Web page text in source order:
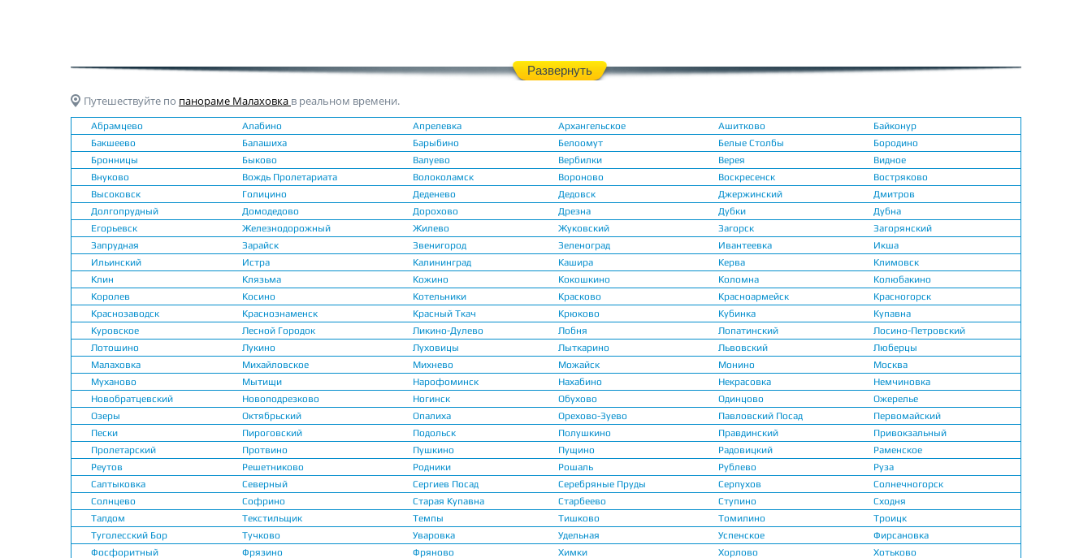
Развернуть
Путешествуйте по панораме Малаховка в реальном времени.
Абрамцево Алабино Апрелевка Архангельское Ашитково
Байконур
Бакшеево
Балашиха Барыбино Белоомут Белые Столбы
Бородино
Бронницы
Быково Валуево Вербилки Верея
Видное
Внуково
Вождь Пролетариата Волоколамск Вороново Воскресенск
Востряково
Высоковск
Голицино Деденево Дедовск Джержинский
Дмитров
Долгопрудный
Домодедово Дорохово Дрезна Дубки
Дубна
Егорьевск
Железнодорожный Жилево Жуковский Загорск
Загорянский
Запрудная
Зарайск Звенигород Зеленоград Ивантеевка
Икша
Ильинский
Истра Калининград Кашира Керва
Климовск
Клин
Клязьма Кожино Кокошкино Коломна
Колюбакино
Королев
Косино Котельники Красково Красноармейск
Красногорск
Краснозаводск
Краснознаменск Красный Ткач Крюково Кубинка
Купавна
Куровское
Лесной Городок Ликино-Дулево Лобня Лопатинский
Лосино-Петровский
Лотошино
Лукино Луховицы Лыткарино Львовский
Люберцы
Малаховка
Михайловское Михнево Можайск Монино
Москва
Муханово
Мытищи Нарофоминск Нахабино Некрасовка
Немчиновка
Новобратцевский
Новоподрезково Ногинск Обухово Одинцово
Ожерелье
Озеры
Октябрьский Опалиха Орехово-Зуево Павловский Посад
Первомайский
Пески
Пироговский Подольск Полушкино Правдинский
Привокзальный
Пролетарский
Протвино Пушкино Пущино Радовицкий
Раменское
Реутов
Решетниково Родники Рошаль Рублево
Руза
Салтыковка
Северный Сергиев Посад Серебряные Пруды Серпухов
Солнечногорск
Солнцево
Софрино Старая Купавна Старбеево Ступино
Сходня
Талдом
Текстильщик Темпы Тишково Томилино
Троицк
Туголесский Бор
Тучково Уваровка Удельная Успенское
Фирсановка
Фосфоритный
Фрязино Фряново Химки Хорлово Хотьково